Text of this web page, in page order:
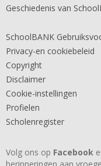
Geschiedenis van
SchoolBANK
Privacy-en cookiebeleid
Copyright
Disclaimer
Cookie-instellingen
Profielen
Scholenregister
Volg ons op Facebook